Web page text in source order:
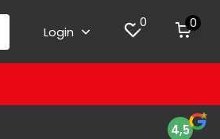
Login
0 0
4,5